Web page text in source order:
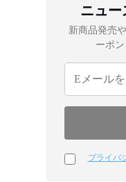
ニュー
新商品発売
ーポ
プライバ